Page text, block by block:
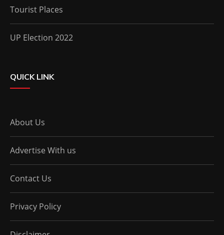
Tourist Places
UP Election 2022
QUICK LINK
About Us
Advertise With us
Contact Us
Privacy Policy